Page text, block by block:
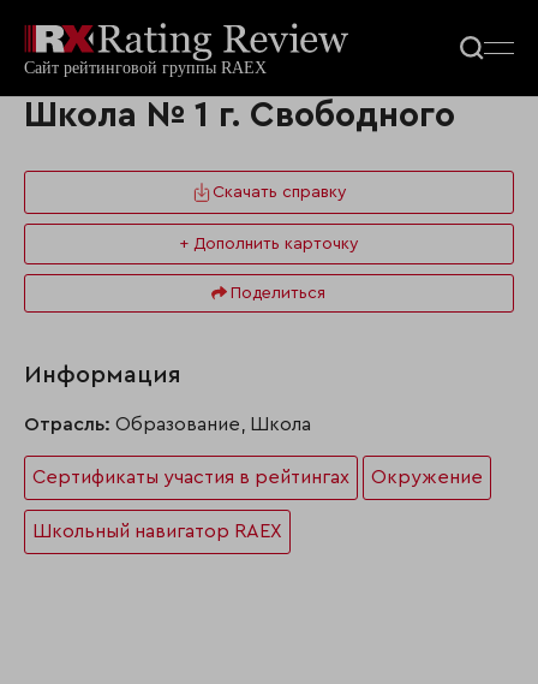
Школа № 1 г. Свободного
Скачать справку
+ Дополнить карточку
Поделиться
Информация
Отрасль: Образование, Школа
Сертификаты участия в рейтингах Окружение
Школьный навигатор RAEX